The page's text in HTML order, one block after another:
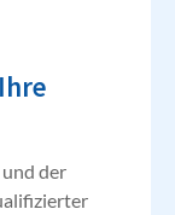
der